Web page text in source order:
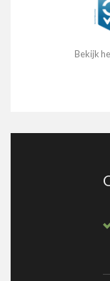
Bekijk